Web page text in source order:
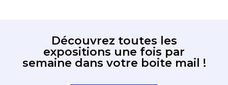
Découvrez toutes les
expositions une fois par
semaine dans votre boite mail !